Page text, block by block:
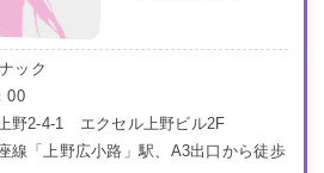
ック
00
野2-4-1 エクセル上野ビル2F
線「上野広小路」駅、A3出口から徒歩